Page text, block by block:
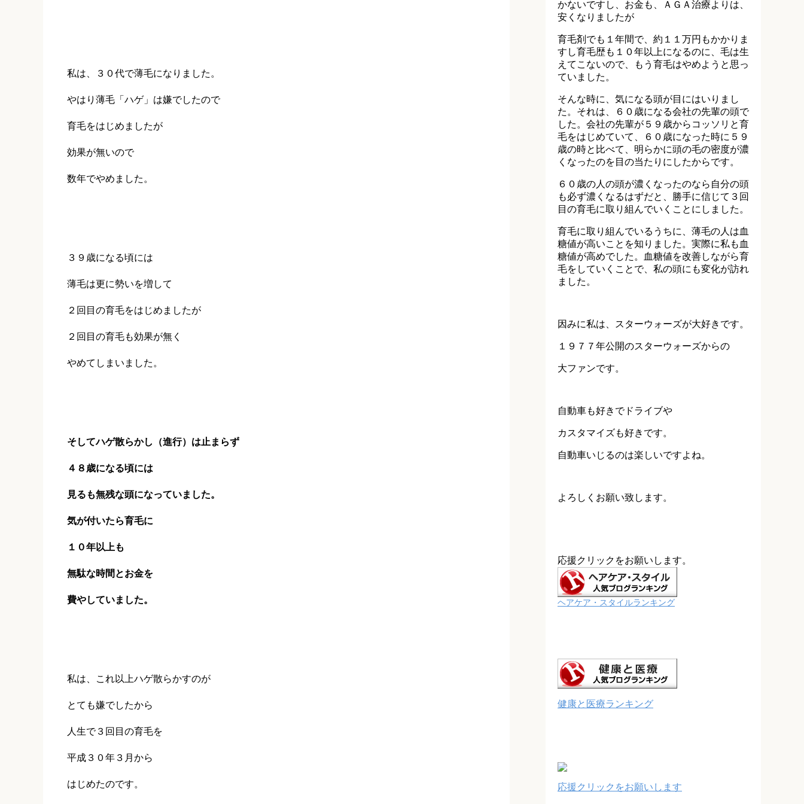
私は、３０代で薄毛になりました。
やはり薄毛「ハゲ」は嫌でしたので
育毛をはじめましたが
効果が無いので
数年でやめました。
３９歳になる頃には
薄毛は更に勢いを増して
２回目の育毛をはじめましたが
２回目の育毛も効果が無く
やめてしまいました。
そしてハゲ散らかし（進行）は止まらず
４８歳になる頃には
見るも無残な頭になっていました。
気が付いたら育毛に
１０年以上も
無駄な時間とお金を
費やしていました。
私は、これ以上ハゲ散らかすのが
とても嫌でしたから
人生で３回目の育毛を
平成３０年３月から
はじめたのです。
かないですし、お金も、ＡＧＡ治療よりは、
安くなりましたが
育毛剤でも１年間で、約１１万円もかかりま
すし育毛歴も１０年以上になるのに、毛は生
えてこないので、もう育毛はやめようと思っ
ていました。
そんな時に、気になる頭が目にはいりまし
た。それは、６０歳になる会社の先輩の頭で
した。会社の先輩が５９歳からコッソリと育
毛をはじめていて、６０歳になった時に５９
歳の時と比べて、明らかに頭の毛の密度が濃
くなったのを目の当たりにしたからです。
６０歳の人の頭が濃くなったのなら自分の頭
も必ず濃くなるはずだと、勝手に信じて３回
目の育毛に取り組んでいくことにしました。
育毛に取り組んでいるうちに、薄毛の人は血
糖値が高いことを知りました。実際に私も血
糖値が高めでした。血糖値を改善しながら育
毛をしていくことで、私の頭にも変化が訪れ
ました。
因みに私は、スターウォーズが大好きです。
１９７７年公開のスターウォーズからの
大ファンです。
自動車も好きでドライブや
カスタマイズも好きです。
自動車いじるのは楽しいですよね。
よろしくお願い致します。
応援クリックをお願いします。
ヘアケア・スタイルランキング
健康と医療ランキング
応援クリックをお願いします